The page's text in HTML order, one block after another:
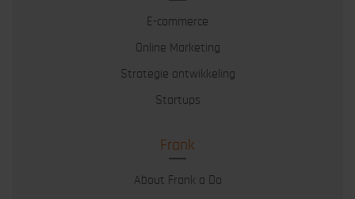
E-commerce
Online Marketing
Strategie ontwikkeling
Startups
Frank
About Frank a Do